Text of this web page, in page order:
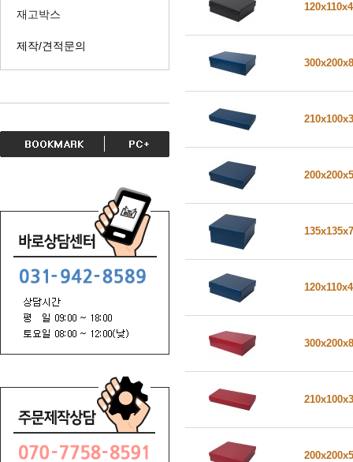
재고박스
제작/견적문의